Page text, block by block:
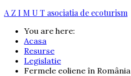
A Z I M U T asociatia de ecoturism
You are here:
Acasa
Resurse
Legislatie
Fermele eoliene în România